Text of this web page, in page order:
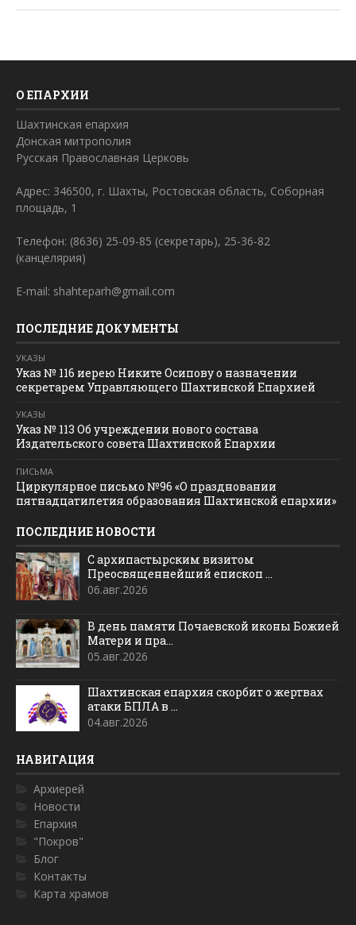
О ЕПАРХИИ
Шахтинская епархия
Донская митрополия
Русская Православная Церковь
Адрес: 346500, г. Шахты, Ростовская область, Соборная
площадь, 1
Телефон: (8636) 25-09-85 (секретарь), 25-36-82
(канцелярия)
E-mail: shahteparh@gmail.com
ПОСЛЕДНИЕ ДОКУМЕНТЫ
УКАЗЫ
Указ № 116 иерею Никите Осипову о назначении
секретарем Управляющего Шахтинской Епархией
УКАЗЫ
Указ № 113 Об учреждении нового состава
Издательского совета Шахтинской Епархии
ПИСЬМА
Циркулярное письмо №96 «О праздновании
пятнадцатилетия образования Шахтинской епархии»
ПОСЛЕДНИЕ НОВОСТИ
С архипастырским визитом
Преосвященнейший епископ ...
06.авг.2026
В день памяти Почаевской иконы Божией
Матери и пра...
05.авг.2026
Шахтинская епархия скорбит о жертвах
атаки БПЛА в ...
04.авг.2026
НАВИГАЦИЯ
Архиерей
Новости
Епархия
"Покров"
Блог
Контакты
Карта храмов